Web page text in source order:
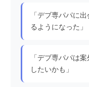
「デブ専パパに
るようになった」
「デブ専パパは
したいかも」